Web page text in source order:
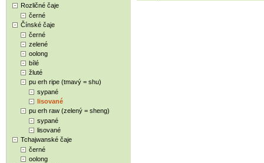
Rozličné čaje
černé
Čínské čaje
černé
zelené
oolong
bílé
žluté
pu erh ripe (tmavý = shu)
sypané
lisované
pu erh raw (zelený = sheng)
sypané
lisované
Tchajwanské čaje
černé
oolong